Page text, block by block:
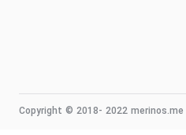
Copyright © 2018- 2022 merinos.me